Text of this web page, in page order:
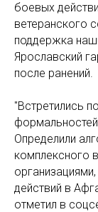
боевых
ветеранского
поддержка
Ярославский
после ранений.
"Встретились
Определили
комплексного
действий в
отметил в